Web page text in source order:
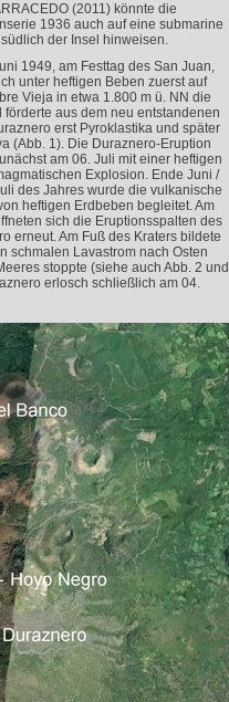
(2011) könnte die
1936 auch auf eine submarine
der Insel hinweisen.
1949, am Festtag des San Juan,
unter heftigen Beben zuerst auf
Vieja in etwa 1.800 m ü. NN die
förderte aus dem neu entstandenen
erst Pyroklastika und später
(Abb. 1). Die Duraznero-Eruption
am 06. Juli mit einer heftigen
Explosion. Ende Juni /
des Jahres wurde die vulkanische
heftigen Erdbeben begleitet. Am
sich die Eruptionsspalten des
erneut. Am Fuß des Kraters bildete
schmalen Lavastrom nach Osten
stoppte (siehe auch Abb. 2 und
erlosch schließlich am 04.